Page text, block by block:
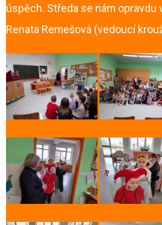
úspěch. Středa se nám opravdu
Renata Remešová (vedoucí